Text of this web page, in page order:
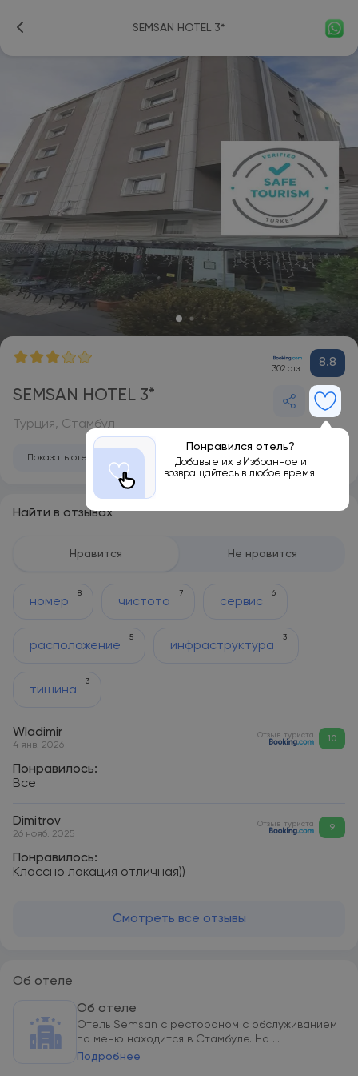
SEMSAN HOTEL 3*
302 отз. 8.8
SEMSAN HOTEL 3*
Понравился отель?
Добавьте их в Избранное и
возвращайтесь в любое время!
Турция, Стамбул
Показать отель на карте
Найти в отзывах
Нравится Не нравится
номер
8
чистота
7
сервис
6
расположение
5
инфраструктура
3
тишина
3
Wladimir
4 янв. 2026
Отзыв туриста 10
Понравилось:
Все
Dimitrov
26 нояб. 2025
Отзыв туриста 9
Понравилось:
Классно локация отличная))
Смотреть все отзывы
Об отеле
Об отеле
Отель Semsan с рестораном с обслуживанием
по меню находится в Стамбуле. На ...
Подробнее